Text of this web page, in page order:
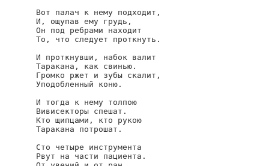
Вот палач к нему подходит,
И, ощупав ему грудь,
Он под ребрами находит
То, что следует проткнуть.
И проткнувши, набок валит
Таракана, как свинью.
Громко ржет и зубы скалит,
Уподобленный коню.
И тогда к нему толпою
Вивисекторы спешат.
Кто щипцами, кто рукою
Таракана потрошат.
Сто четыре инструмента
Рвут на части пациента.